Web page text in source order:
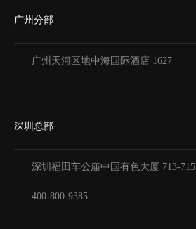
广州分部
广州天河区地中海国际酒店 1627
深圳总部
深圳福田车公庙中国有色大厦 713-715
400-800-9385